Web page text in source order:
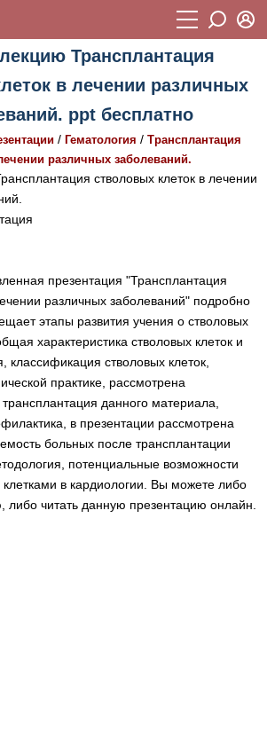
1268
тесты
и неотложной помощи
и инструментальных
Трансплантация
в лечении различных
ppt бесплатно
/ Гематология / Трансплантация
различных заболеваний.
стволовых клеток в лечении
презентация "Трансплантация
различных заболеваний" подробно
этапы развития учения о стволовых
характеристика стволовых клеток и
классификация стволовых клеток,
практике, рассмотрена
данного материала,
в презентации рассмотрена
больных после трансплантации
потенциальные возможности
в кардиологии. Вы можете либо
либо читать данную презентацию онлайн.